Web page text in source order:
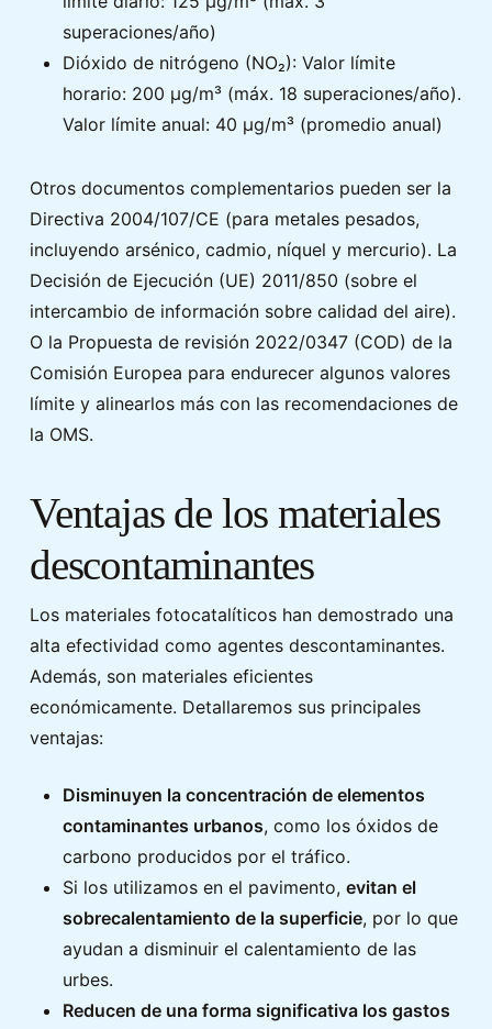
superaciones/año)
Dióxido de nitrógeno (NO₂): Valor límite
horario: 200 µg/m³ (máx. 18 superaciones/año).
Valor límite anual: 40 µg/m³ (promedio anual)
Otros documentos complementarios pueden ser la
Directiva 2004/107/CE (para metales pesados,
incluyendo arsénico, cadmio, níquel y mercurio). La
Decisión de Ejecución (UE) 2011/850 (sobre el
intercambio de información sobre calidad del aire).
O la Propuesta de revisión 2022/0347 (COD) de la
Comisión Europea para endurecer algunos valores
límite y alinearlos más con las recomendaciones de
la OMS.
Ventajas de los materiales
descontaminantes
Los materiales fotocatalíticos han demostrado una
alta efectividad como agentes descontaminantes.
Además, son materiales eficientes
económicamente. Detallaremos sus principales
ventajas:
Disminuyen la concentración de elementos
contaminantes urbanos, como los óxidos de
carbono producidos por el tráfico.
Si los utilizamos en el pavimento, evitan el
sobrecalentamiento de la superficie, por lo que
ayudan a disminuir el calentamiento de las
urbes.
Reducen de una forma significativa los gastos